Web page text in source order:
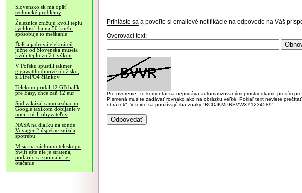
Slovensko.sk má opäť
technické problémy
Železnice znižujú kvôli teplu
rýchlosť iba na 50 km/h,
spôsobuje to meškanie
Ďalšia jadrová elektráreň
južne od Slovenska musela
kvôli teplu znížiť výkon
V Poľsku spustili takmer
gigawatthodinové úložisko,
z LiFePO4 článkov
Telekom pridal 12 GB balík
pre Easy, chce zaň 12 eur
Súd zakázal samojazdiacim
Google taxíkom dobíjanie v
noci, rušili obyvateľov
NASA na diaľku na sonde
Voyager 2 úspešne znížila
spotrebu
Misia na záchranu teleskopu
Swift ešte nie je stratená,
podarilo sa spomaliť jej
otáčanie
Prihláste sa a povoľte si emailové notifikácie na odpovede na Váš
Overovací text:
Pre overenie, že komentár sa nepridáva automatizovanými prostriedkami, prosím
Písmená musíte zadávať rovnako ako na obrázku veľké. Pokiaľ text neviete
obrázok". V texte sa používajú iba znaky "BCDJKMPRSVWXY1234589".